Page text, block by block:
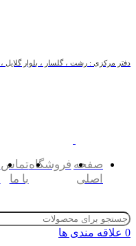
دفتر مرکزی : رشت ، گلسار ، بلوار گلایل ،
صفحه
اصلی
فروشگاهتماس
با ما
0 علاقه مندی ها